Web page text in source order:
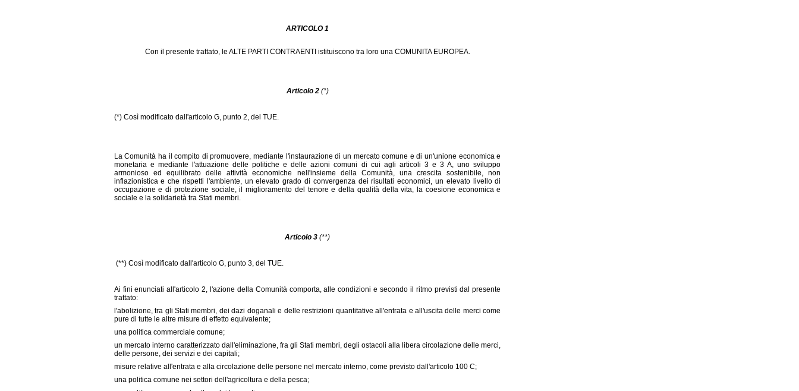
ARTICOLO 1
Con il presente trattato, le ALTE PARTI CONTRAENTI istituiscono tra loro una COMUNITA EUROPEA.
Articolo 2(*)
(*) Così modificato dall'articolo G, punto 2, del TUE.
La Comunità ha il compito di promuovere, mediante l'instaurazione di un mercato comune e di un'unione economica e
monetaria e mediante l'attuazione delle politiche e delle azioni comuni di cui agli articoli 3 e 3 A, uno sviluppo
armonioso ed equilibrato delle attività economiche nell'insieme della Comunità, una crescita sostenibile, non
inflazionistica e che rispetti l'ambiente, un elevato grado di convergenza dei risultati economici, un elevato livello di
occupazione e di protezione sociale, il miglioramento del tenore e della qualità della vita, la coesione economica e
sociale e la solidarietà tra Stati membri.
Articolo 3 (**)
(**) Così modificato dall'articolo G, punto 3, del TUE.
Ai fini enunciati all'articolo 2, l'azione della Comunità comporta, alle condizioni e secondo il ritmo previsti dal presente
trattato:
l'abolizione, tra gli Stati membri, dei dazi doganali e delle restrizioni quantitative all'entrata e all'uscita delle merci come
pure di tutte le altre misure di effetto equivalente;
una politica commerciale comune;
un mercato interno caratterizzato dall'eliminazione, fra gli Stati membri, degli ostacoli alla libera circolazione delle merci,
delle persone, dei servizi e dei capitali;
misure relative all'entrata e alla circolazione delle persone nel mercato interno, come previsto dall'articolo 100 C;
una politica comune nei settori dell'agricoltura e della pesca;